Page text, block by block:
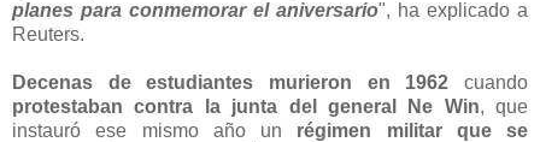
planes para conmemorar el aniversario", ha explicado a
Reuters.
Decenas de estudiantes murieron en 1962 cuando
protestaban contra la junta del general Ne Win, que
instauró ese mismo año un régimen militar que se